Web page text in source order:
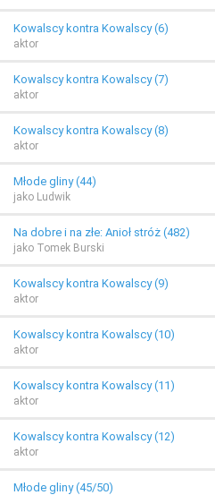
Kowalscy kontra Kowalscy (6)
aktor
Kowalscy kontra Kowalscy (7)
aktor
Kowalscy kontra Kowalscy (8)
aktor
Młode gliny (44)
jako Ludwik
Na dobre i na złe: Anioł stróż (482)
jako Tomek Burski
Kowalscy kontra Kowalscy (9)
aktor
Kowalscy kontra Kowalscy (10)
aktor
Kowalscy kontra Kowalscy (11)
aktor
Kowalscy kontra Kowalscy (12)
aktor
Młode gliny (45/50)